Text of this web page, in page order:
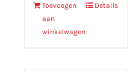
Toevoegen
aan
winkelwagen
Details